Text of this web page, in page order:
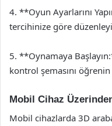
4. **Oyun Ayarlarını
tercihinize göre
5. **Oynamaya
kontrol şemasını
Mobil Cihaz
Mobil cihazlarda 3D